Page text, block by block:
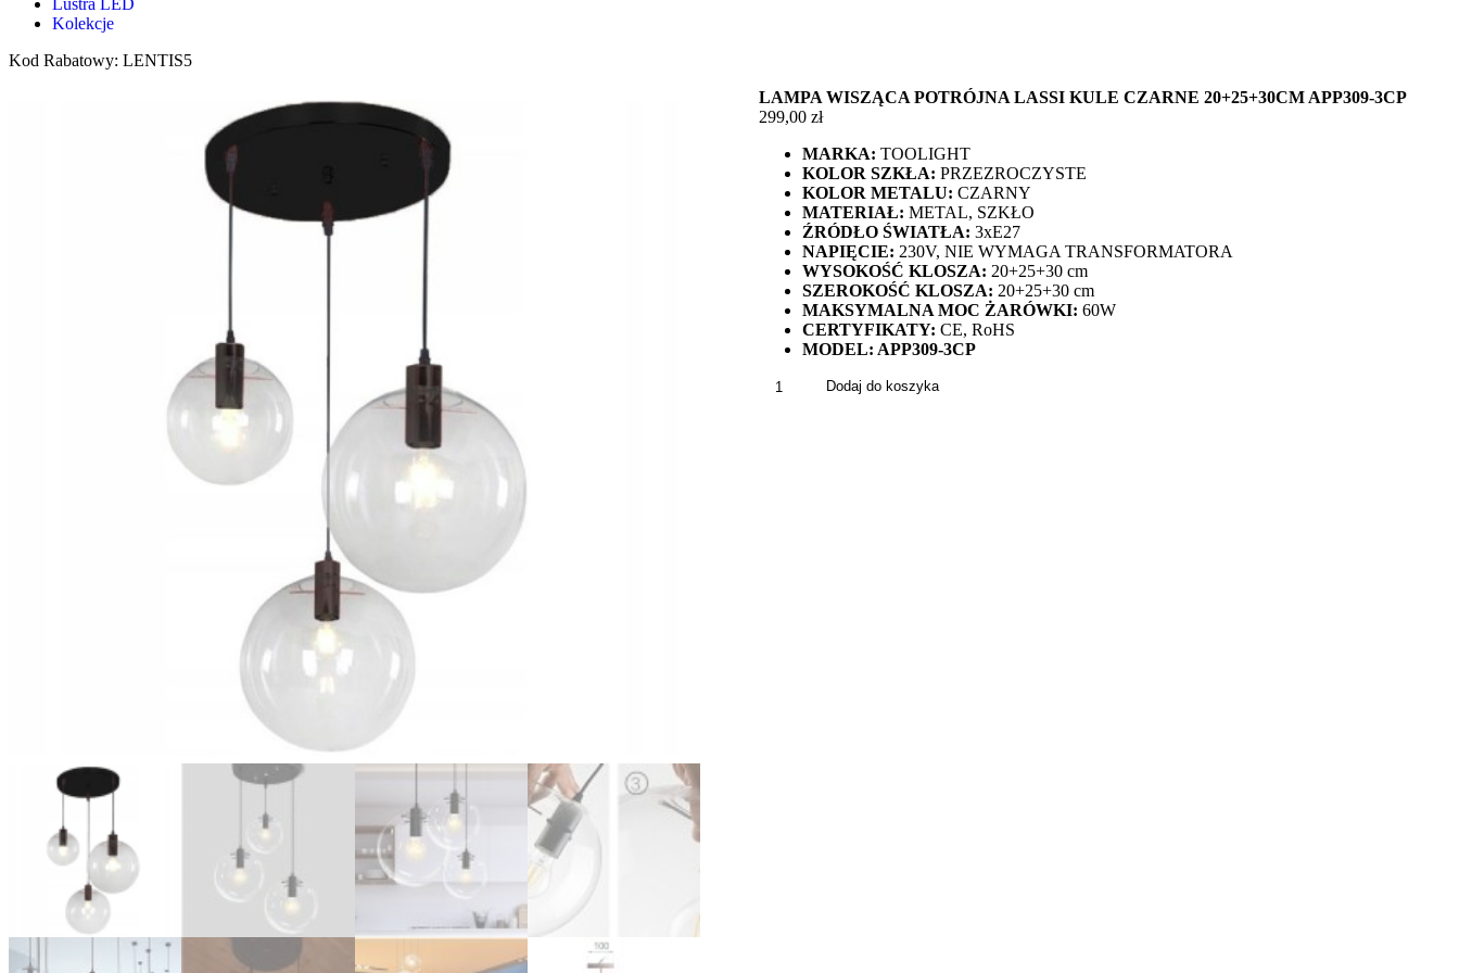
Lustra LED
Kolekcje
Kod Rabatowy: LENTIS5
LAMPA WISZĄCA POTRÓJNA LASSI KULE CZARNE 20+25+30CM APP309-3CP
299,00 zł
MARKA: TOOLIGHT
KOLOR SZKŁA: PRZEZROCZYSTE
KOLOR METALU: CZARNY
MATERIAŁ: METAL, SZKŁO
ŹRÓDŁO ŚWIATŁA: 3xE27
NAPIĘCIE: 230V, NIE WYMAGA TRANSFORMATORA
WYSOKOŚĆ KLOSZA: 20+25+30 cm
SZEROKOŚĆ KLOSZA: 20+25+30 cm
MAKSYMALNA MOC ŻARÓWKI: 60W
CERTYFIKATY: CE, RoHS
MODEL: APP309-3CP
ilość
Dodaj do koszyka